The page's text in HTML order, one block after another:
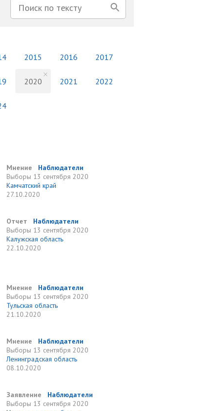
2015 2016 2017
2020 2021 2022
Мнение
Наблюдатели
Выборы 13 сентября 2020
Камчатский край
27.10.2020
Отчет
Наблюдатели
Выборы 13 сентября 2020
Калужская область
22.10.2020
Мнение
Наблюдатели
Выборы 13 сентября 2020
Тульская область
21.10.2020
Мнение
Наблюдатели
Выборы 13 сентября 2020
Ленинградская область
08.10.2020
Заявление
Наблюдатели
Выборы 13 сентября 2020